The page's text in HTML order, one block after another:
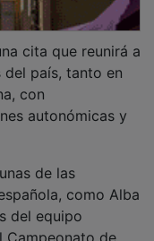
400 deportistas y a
entrenadores y
la Federación
la
nacional